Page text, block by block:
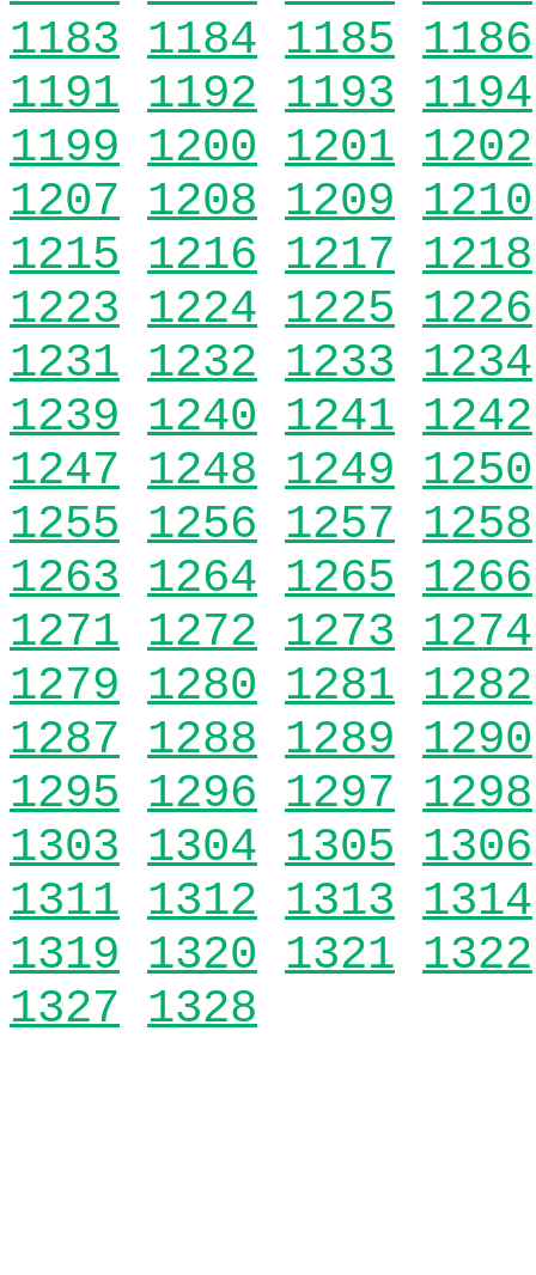
1183 1184 1185 1186
1191 1192 1193 1194
1199 1200 1201 1202
1207 1208 1209 1210
1215 1216 1217 1218
1223 1224 1225 1226
1231 1232 1233 1234
1239 1240 1241 1242
1247 1248 1249 1250
1255 1256 1257 1258
1263 1264 1265 1266
1271 1272 1273 1274
1279 1280 1281 1282
1287 1288 1289 1290
1295 1296 1297 1298
1303 1304 1305 1306
1311 1312 1313 1314
1319 1320 1321 1322
1327 1328